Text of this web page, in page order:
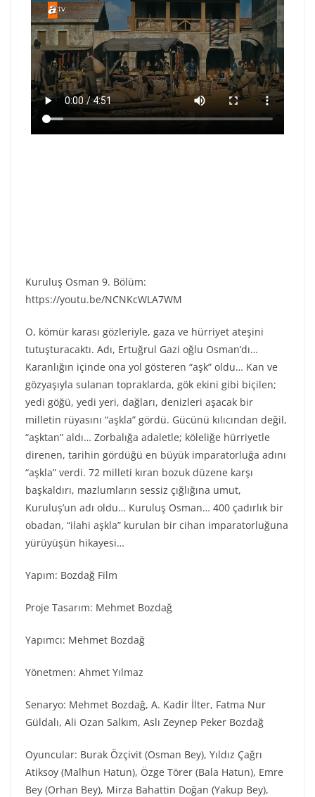
Kuruluş Osman 9. Bölüm:
https://youtu.be/NCNKcWLA7WM
O, kömür karası gözleriyle, gaza ve hürriyet ateşini
tutuşturacaktı. Adı, Ertuğrul Gazi oğlu Osman’dı…
Karanlığın içinde ona yol gösteren “aşk” oldu… Kan ve
gözyaşıyla sulanan topraklarda, gök ekini gibi biçilen;
yedi göğü, yedi yeri, dağları, denizleri aşacak bir
milletin rüyasını “aşkla” gördü. Gücünü kılıcından değil,
“aşktan” aldı… Zorbalığa adaletle; köleliğe hürriyetle
direnen, tarihin gördüğü en büyük imparatorluğa adını
“aşkla” verdi. 72 milleti kıran bozuk düzene karşı
başkaldırı, mazlumların sessiz çığlığına umut,
Kuruluş’un adı oldu… Kuruluş Osman… 400 çadırlık bir
obadan, “ilahi aşkla” kurulan bir cihan imparatorluğuna
yürüyüşün hikayesi…
Yapım: Bozdağ Fi̇lm
Proje Tasarım: Mehmet Bozdağ
Yapımcı: Mehmet Bozdağ
Yönetmen: Ahmet Yılmaz
Senaryo: Mehmet Bozdağ, A. Kadir İlter, Fatma Nur
Güldalı, Ali Ozan Salkım, Aslı Zeynep Peker Bozdağ
Oyuncular: Burak Özçivit (Osman Bey), Yıldız Çağrı
Atiksoy (Malhun Hatun), Özge Törer (Bala Hatun), Emre
Bey (Orhan Bey), Mirza Bahattin Doğan (Yakup Bey),